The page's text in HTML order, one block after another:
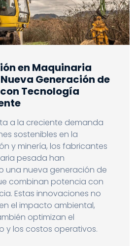
en Maquinaria
Generación de
Tecnología
a la creciente demanda
sostenibles en la
y minería, los fabricantes
pesada han
una nueva generación de
combinan potencia con
Estas innovaciones no
el impacto ambiental,
optimizan el
y los costos operativos.